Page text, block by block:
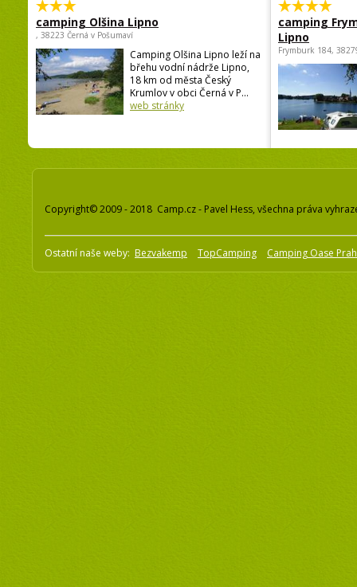
camping Olšina Lipno
, 38223 Černá v Pošumaví
Camping Olšina Lipno leží na
břehu vodní nádrže Lipno,
18 km od města Český
Krumlov v obci Černá v P...
web stránky
camping
Lipno
Frymburk 184,
Copyright© 2009 - 2018 Camp.cz - Pavel Hess, všechna práva
Ostatní naše weby: Bezvakemp TopCamping Camping Oase